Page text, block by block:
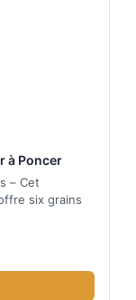
à Poncer
– Cet
six grains